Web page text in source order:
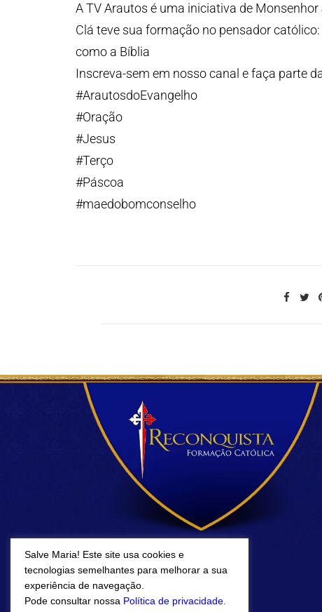
A TV Arautos é uma iniciativa de
Clá teve sua formação no pensador
como a Bíblia
Inscreva-sem em nosso canal e faça parte
#ArautosdoEvangelho
#Oração
#Jesus
#Terço
#Páscoa
#maedobomconselho
Salve Maria! Este site usa cookies e
tecnologias semelhantes para melhorar a sua
experiência de navegação.
Pode consultar nossa Política de privacidade.